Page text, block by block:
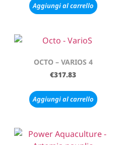
Aggiungi al carrello
OCTO – VARIOS 4
€317.83
Aggiungi al carrello